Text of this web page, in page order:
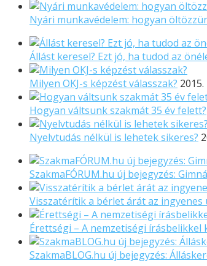
Nyári munkavédelem: hogyan
Állást keresel? Ezt jó, ha tudod az
Milyen OKJ-s képzést válasszak? 2015.
Hogyan váltsunk szakmát 35 év felett?
Nyelvtudás nélkül is lehetek sikeres?
SzakmaFÓRUM.hu új bejegyzés:
Visszatérítik a bérlet árát az
Érettségi – A nemzetiségi
SzakmaBLOG.hu új bejegyzés: